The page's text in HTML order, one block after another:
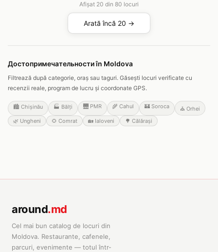
Afișat 20 din 80 locuri
Arată încă 20 →
Достопримечательности în Moldova
Filtrează după categorie, oraș sau taguri. Găsești locuri verificate cu
recenzii reale, program de lucru și coordonate GPS.
🏙️ Chișinău 🏭 Bălți 🌉 PMR 🌾 Cahul 🏰 Soroca ⛪ Orhei
🌿 Ungheni 🌻 Comrat 🏡 Ialoveni 🌳 Călărași
around.md
Cel mai bun catalog de locuri din
Moldova. Restaurante, cafenele,
parcuri, evenimente — totul într-